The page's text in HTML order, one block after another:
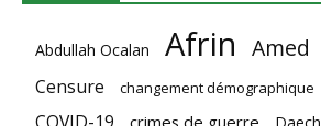
Abdullah Ocalan Afrin Amed
Censure changement démographique